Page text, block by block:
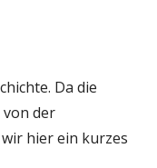
Da die
von der
hier ein kurzes